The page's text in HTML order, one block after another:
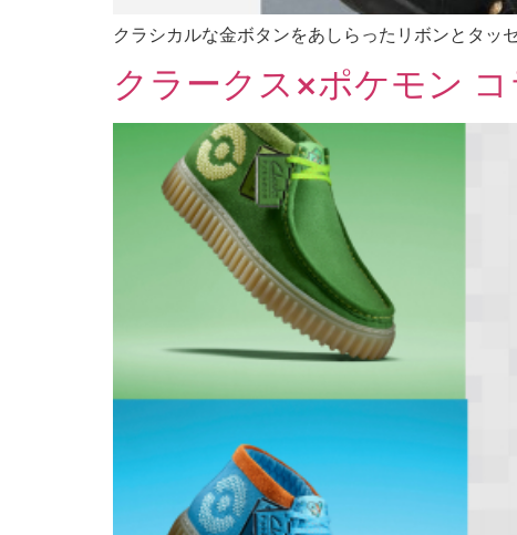
クラシカルな金ボタンをあしらったリボンとタッ
クラークス×ポケモン